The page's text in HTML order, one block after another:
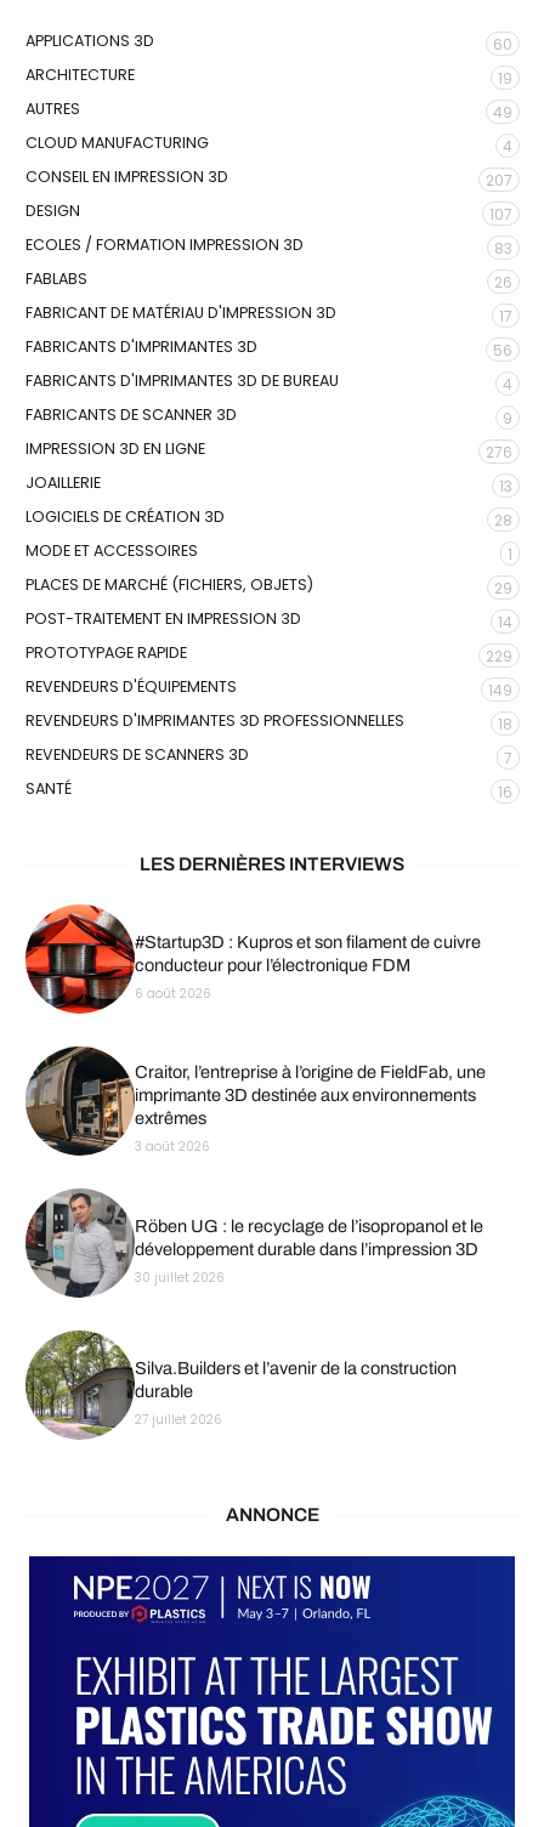
APPLICATIONS 3D
60
ARCHITECTURE
19
AUTRES
49
CLOUD MANUFACTURING
4
CONSEIL EN IMPRESSION 3D
207
DESIGN
107
ECOLES / FORMATION IMPRESSION 3D
83
FABLABS
26
FABRICANT DE MATÉRIAU D'IMPRESSION 3D
17
FABRICANTS D'IMPRIMANTES 3D
56
FABRICANTS D'IMPRIMANTES 3D DE BUREAU
4
FABRICANTS DE SCANNER 3D
9
IMPRESSION 3D EN LIGNE
276
JOAILLERIE
13
LOGICIELS DE CRÉATION 3D
28
MODE ET ACCESSOIRES
1
PLACES DE MARCHÉ (FICHIERS, OBJETS)
29
POST-TRAITEMENT EN IMPRESSION 3D
14
PROTOTYPAGE RAPIDE
229
REVENDEURS D'ÉQUIPEMENTS
149
REVENDEURS D'IMPRIMANTES 3D PROFESSIONNELLES
18
REVENDEURS DE SCANNERS 3D
7
SANTÉ
16
LES DERNIÈRES INTERVIEWS
#Startup3D : Kupros et son filament de cuivre
conducteur pour l’électronique FDM
6 août 2026
Craitor, l’entreprise à l’origine de FieldFab, une
imprimante 3D destinée aux environnements
extrêmes
3 août 2026
Röben UG : le recyclage de l’isopropanol et le
développement durable dans l’impression 3D
30 juillet 2026
Silva.Builders et l’avenir de la construction
durable
27 juillet 2026
ANNONCE